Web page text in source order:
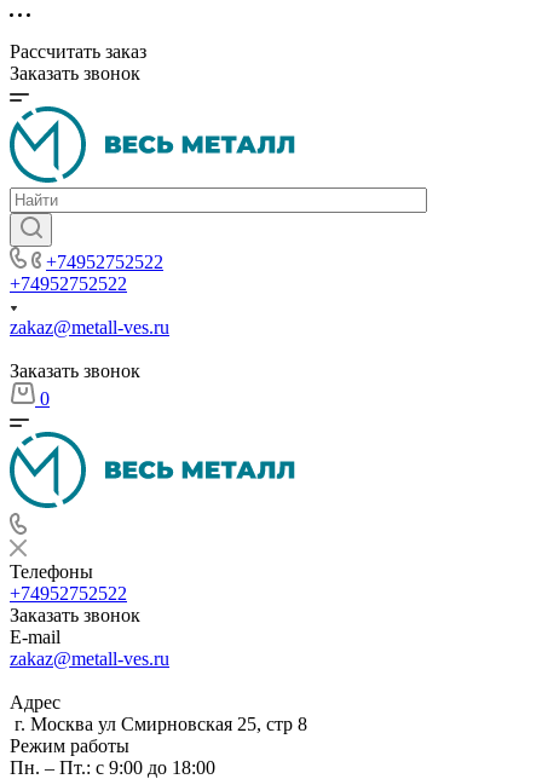
Рассчитать заказ
Заказать звонок
+74952752522
+74952752522
zakaz@metall-ves.ru
Заказать звонок
0
Телефоны
+74952752522
Заказать звонок
E-mail
zakaz@metall-ves.ru
Адрес
г. Москва ул Смирновская 25, стр 8
Режим работы
Пн. – Пт.: с 9:00 до 18:00